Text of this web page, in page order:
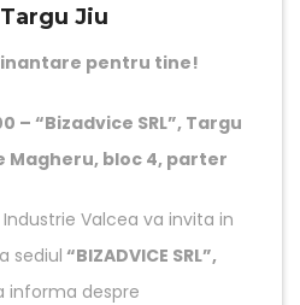
Jiu
Finantare pentru tine!
– “Bizadvice SRL”, Targu
Magheru, bloc 4, parter
Valcea va invita in
sediul “BIZADVICE SRL”,
informa despre